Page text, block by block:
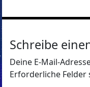
Schreibe
Deine E-Mail-
Erforderliche